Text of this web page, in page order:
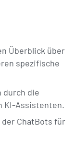
Überblick über
spezifische
durch die
KI-Assistenten.
ChatBots für